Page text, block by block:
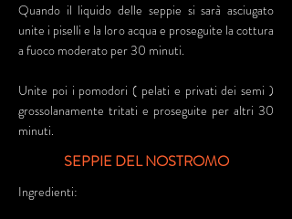
Quando il liquido delle seppie si sarà asciugato
unite i piselli e la loro acqua e proseguite la cottura
a fuoco moderato per 30 minuti.
Unite poi i pomodori ( pelati e privati dei semi )
grossolanamente tritati e proseguite per altri 30
minuti.
SEPPIE DEL NOSTROMO
Ingredienti: